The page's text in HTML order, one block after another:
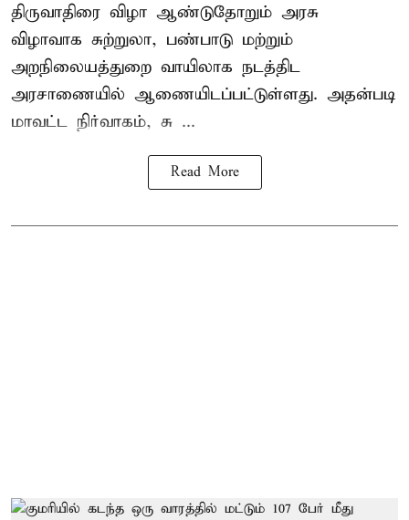
திருவாதிரை விழா ஆண்டுதோறும் அரசு
விழாவாக சுற்றுலா, பண்பாடு மற்றும்
அறநிலையத்துறை வாயிலாக நடத்திட
அரசாணையில் ஆணையிடப்பட்டுள்ளது. அதன்படி
மாவட்ட நிர்வாகம், சு ...
Read More